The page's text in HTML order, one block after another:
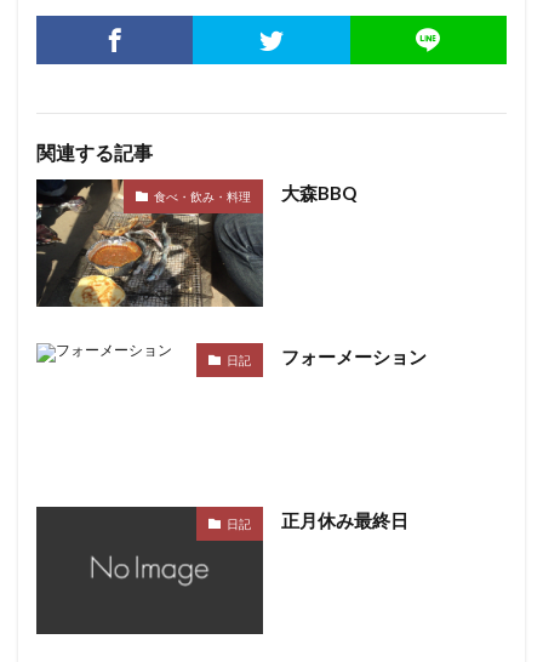
関連する記事
食べ・飲み・料理 大森BBQ
日記 フォーメーション
日記 正月休み最終日